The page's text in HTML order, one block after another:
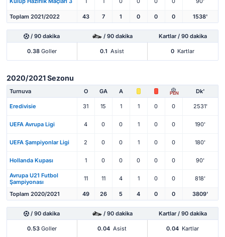
Toplam 2021/2022 43 7 1 0 0 0 1538'
/ 90 dakika / 90 dakika Kartlar / 90 dakika
0.38Goller 0.1 Asist 0 Kartlar
2020/2021 Sezonu
Turnuva O GA A PEN Dk'
Eredivisie 31 15 1 1 0 0 2531'
UEFA Avrupa Ligi 4 0 0 1 0 0 190'
UEFA Şampiyonlar Ligi 2 0 0 1 0 0 180'
Hollanda Kupası 1 0 0 0 0 0 90'
Avrupa U21 Futbol
Şampiyonası
11 11 4 1 0 0 818'
Toplam 2020/2021 49 26 5 4 0 0 3809'
/ 90 dakika / 90 dakika Kartlar / 90 dakika
0.53Goller 0.04 Asist 0.04 Kartlar